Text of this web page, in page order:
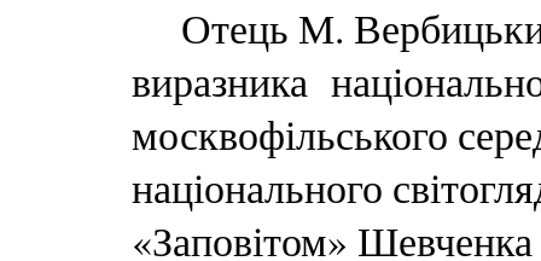
Отець М.
виразника
москвофільського
національного
«Заповітом»